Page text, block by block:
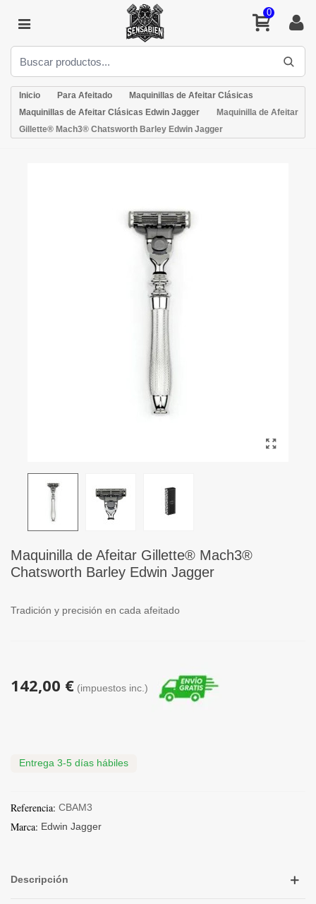
0
Inicio Para Afeitado
Maquinillas de Afeitar Clásicas
Maquinillas de Afeitar Clásicas Edwin Jagger
Maquinilla de Afeitar
Gillette® Mach3® Chatsworth Barley Edwin Jagger
Maquinilla de Afeitar Gillette® Mach3®
Chatsworth Barley Edwin Jagger
Tradición y precisión en cada afeitado
142,00 € (impuestos inc.)
Entrega 3-5 días hábiles
Referencia: CBAM3
Marca: Edwin Jagger
Descripción